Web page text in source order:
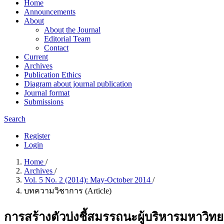
Home
Announcements
About
About the Journal
Editorial Team
Contact
Current
Archives
Publication Ethics
Diagram about journal publication
Journal format
Submissions
Search
Register
Login
Home /
Archives /
Vol. 5 No. 2 (2014): May-October 2014 /
บทความวิชาการ (Article)
การสร้างตัวบ่งชี้สมรรถนะผู้บริหารมหาวิท